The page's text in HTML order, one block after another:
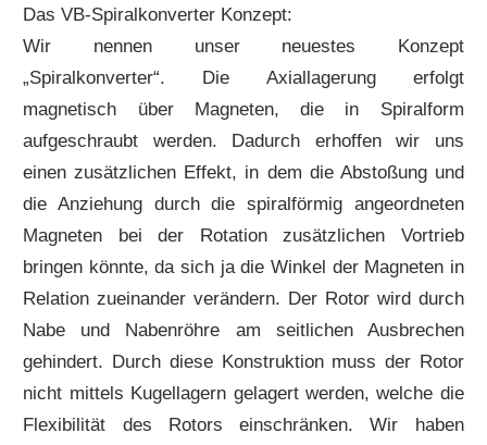
Das VB-Spiralkonverter Konzept:
Wir nennen unser neuestes Konzept
„Spiralkonverter“. Die Axiallagerung erfolgt
magnetisch über Magneten, die in Spiralform
aufgeschraubt werden. Dadurch erhoffen wir uns
einen zusätzlichen Effekt, in dem die Abstoßung und
die Anziehung durch die spiralförmig angeordneten
Magneten bei der Rotation zusätzlichen Vortrieb
bringen könnte, da sich ja die Winkel der Magneten in
Relation zueinander verändern. Der Rotor wird durch
Nabe und Nabenröhre am seitlichen Ausbrechen
gehindert. Durch diese Konstruktion muss der Rotor
nicht mittels Kugellagern gelagert werden, welche die
Flexibilität des Rotors einschränken. Wir haben